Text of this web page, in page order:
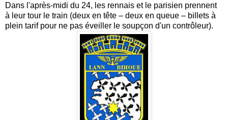
Dans l'après-midi du 24, les rennais et le parisien prennent
à leur tour le train (deux en tête – deux en queue – billets à
plein tarif pour ne pas éveiller le soupçon d'un contrôleur).